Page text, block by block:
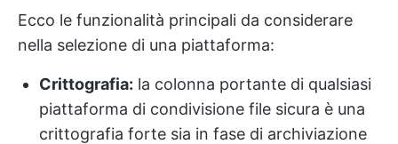
Ecco le funzionalità principali da considerare
nella selezione di una piattaforma:
Crittografia: la colonna portante di qualsiasi
piattaforma di condivisione file sicura è una
crittografia forte sia in fase di archiviazione